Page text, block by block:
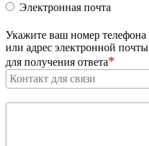
Электронная почта
Укажите ваш номер телефона
или адрес электронной почты
для получения ответа